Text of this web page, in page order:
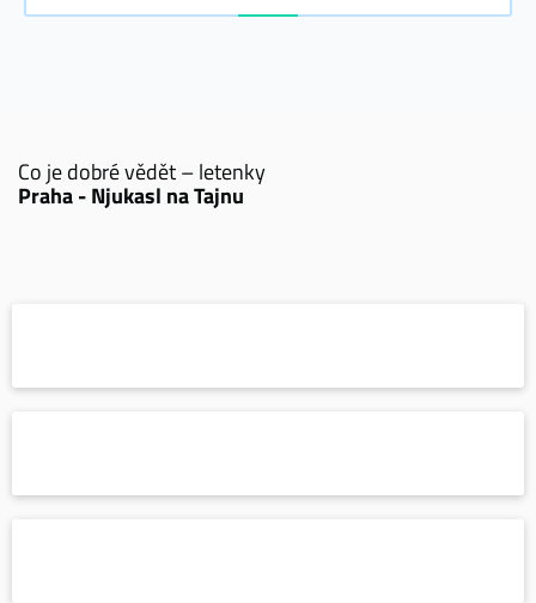
Co je dobré vědět – letenky
Praha - Njukasl na Tajnu